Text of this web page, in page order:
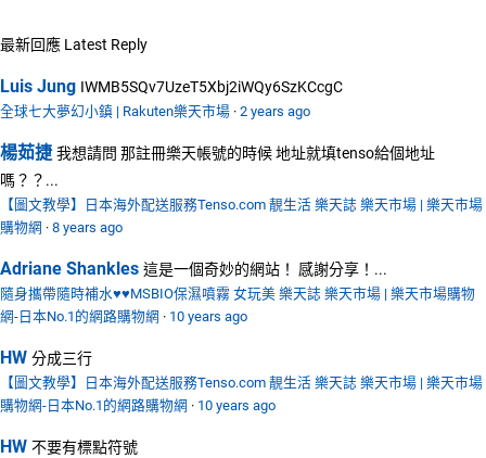
最新回應 Latest Reply
Luis Jung IWMB5SQv7UzeT5Xbj2iWQy6SzKCcgC
全球七大夢幻小鎮 | Rakuten樂天市場 · 2 years ago
楊茹捷 我想請問 那註冊樂天帳號的時候 地址就填tenso給個地址
嗎？？...
【圖文教學】日本海外配送服務Tenso.com 靚生活 樂天誌 樂天市場 | 樂天市場
購物網 · 8 years ago
Adriane Shankles 這是一個奇妙的網站！ 感謝分享！...
隨身攜帶隨時補水♥♥MSBIO保濕噴霧 女玩美 樂天誌 樂天市場 | 樂天市場購物
網-日本No.1的網路購物網 · 10 years ago
HW 分成三行
【圖文教學】日本海外配送服務Tenso.com 靚生活 樂天誌 樂天市場 | 樂天市場
購物網-日本No.1的網路購物網 · 10 years ago
HW 不要有標點符號